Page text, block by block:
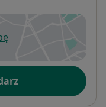
się w nowej karcie